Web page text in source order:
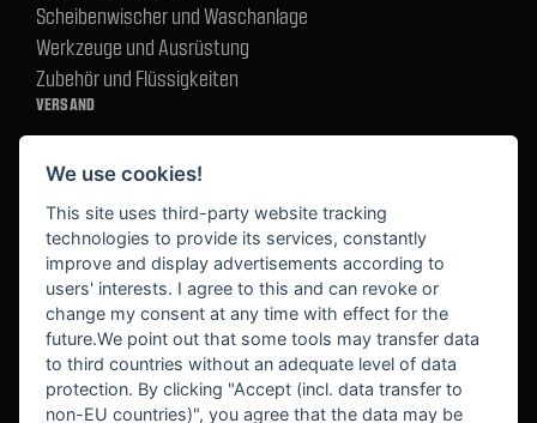
Scheibenwischer und Waschanlage
Werkzeuge und Ausrüstung
Zubehör und Flüssigkeiten
VERSAND
BEKANNT AUS
We use cookies!
This site uses third-party website tracking
technologies to provide its services, constantly
improve and display advertisements according to
users' interests. I agree to this and can revoke or
change my consent at any time with effect for the
future.We point out that some tools may transfer data
to third countries without an adequate level of data
protection. By clicking "Accept (incl. data transfer to
non-EU countries)", you agree that the data may be